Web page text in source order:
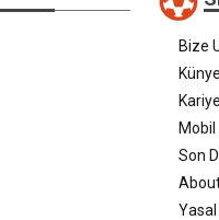
Bize
Künye
Mobil
Son
Yasal